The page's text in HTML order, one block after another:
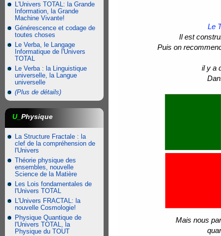
L'Univers TOTAL: la Grande
Information, la Grande
Machine Vivante!
Générescence et codage de
toutes choses
Le Verba, le Langage
Informatique de l'Univers
TOTAL
Le Verba : la Linguistique
universelle, la Langue
universelle
(Plus de détails)
U_ Physique
La Structure Fractale : la
clef de la compréhension de
l'Univers
Théorie physique des
ensembles, nouvelle
Science de la Matière
Les Lois fondamentales de
l'Univers TOTAL
L'Univers FRACTAL: la
nouvelle Cosmologie!
Physique Quantique de
l'Univers TOTAL, la
Physique du TOUT
Le
Il est
Puis on
il y a
Mais nous